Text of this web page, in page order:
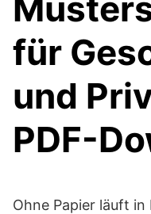
für
und
PDF-
Ohne Papier läuft